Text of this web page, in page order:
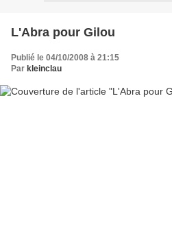
L'Abra pour Gilou
Publié le 04/10/2008 à 21:15
Par kleinclau